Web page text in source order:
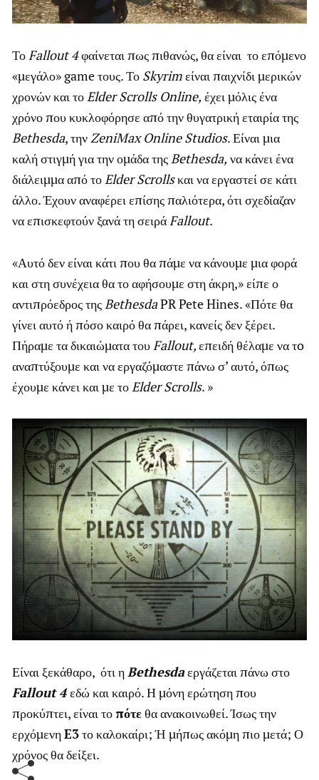
ΤοFallout 4φαίνεται πως πιθανώς, θα είναι το επόμενο
«μεγάλο» game τους. Το Skyrimείναι παιχνίδι μερικών
χρονών και τοElder Scrolls Online, έχει μόλις ένα
χρόνο που κυκλοφόρησε από την θυγατρική εταιρία της
Bethesda, τηνZeniMax Online Studios. Είναι μια
καλή στιγμή για την ομάδα τηςBethesda, να κάνει ένα
διάλειμμα από τοElder Scrollsκαι να εργαστεί σε κάτι
άλλο. Έχουν αναφέρει επίσης παλιότερα, ότι σχεδίαζαν
να επισκεφτούν ξανά τη σειράFallout.
«Αυτό δεν είναι κάτι που θα πάμε να κάνουμε μια φορά
και στη συνέχεια θα το αφήσουμε στη άκρη,» είπε ο
αντιπρόεδρος τηςBethesdaPR Pete Hines. «Πότε θα
γίνει αυτό ή πόσο καιρό θα πάρει, κανείς δεν ξέρει.
Πήραμε τα δικαιώματα τουFallout,επειδή θέλαμε να τo
αναπτύξουμε και να εργαζόμαστε πάνω σ’ αυτό, όπως
έχουμε κάνει και με τοElder Scrolls. »
Είναι ξεκάθαρο, ότι ηBethesdaεργάζεται πάνω στο
Fallout 4εδώ και καιρό. Η μόνη ερώτηση που
προκύπτει, είναι τοπότεθα ανακοινωθεί. Ίσως την
ερχόμενηE3το καλοκαίρι; Ή μήπως ακόμη πιο μετά; Ο
χρόνος θα δείξει.